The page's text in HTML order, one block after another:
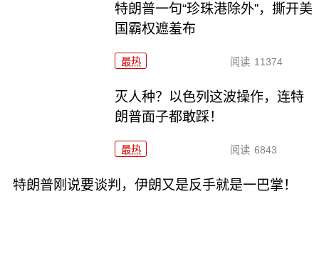
特朗普一句“珍珠港除外”，撕开美
国霸权遮羞布
最热 阅读 11374
灭人种？以色列这波操作，连特
朗普面子都敢踩！
最热 阅读 6843
特朗普刚说要谈判，伊朗又是反手就是一巴掌！